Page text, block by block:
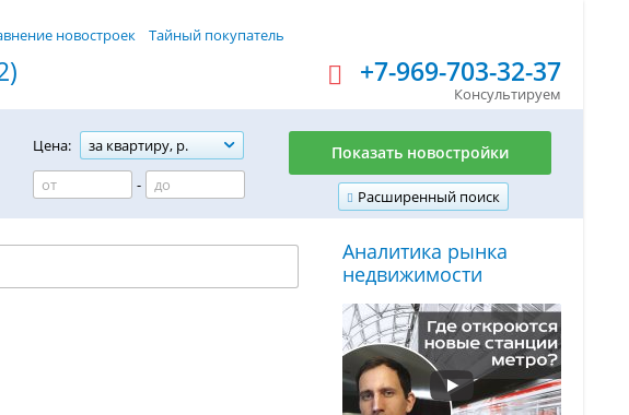
новостроек Тайный покупатель
+7-969-703-32-37
Консультируем
Цена:
за квартиру, р.
-
Расширенный поиск
Показать новостройки
Аналитика рынка
недвижимости